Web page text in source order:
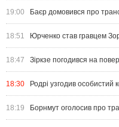
19:00 Баєр домовився про
18:51 Юрченко став гравцем
18:47 Зіркзе погодився на
18:30 Родрі узгодив особистий
18:19 Борнмут оголосив про